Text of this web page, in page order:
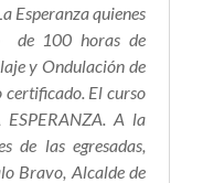
Esperanza quienes
de 100 horas de
y Ondulación de
certificado. El curso
A la
las egresadas,
Bravo, Alcalde de